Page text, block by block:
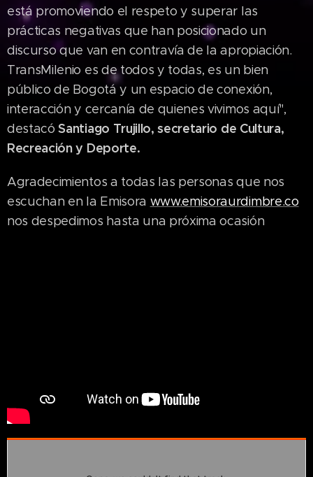
está promoviendo el respeto y superar las
prácticas negativas que han posicionado un
discurso que van en contravía de la apropiación.
TransMilenio es de todos y todas, es un bien
público de Bogotá y un espacio de conexión,
interacción y cercanía de quienes vivimos aquí",
destacóSantiago Trujillo, secretario de Cultura,
Recreación y Deporte.
Agradecimientos a todas las personas que nos
escuchan en la Emisora www.emisoraurdimbre.co
nos despedimos hasta una próxima ocasión
para la
Economía
Social